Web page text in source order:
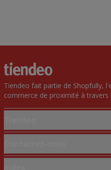
Tiendeo fait partie de Shopfully,
commerce de proximité à travers
Solutions professionnelles